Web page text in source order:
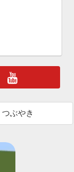
つぶやき